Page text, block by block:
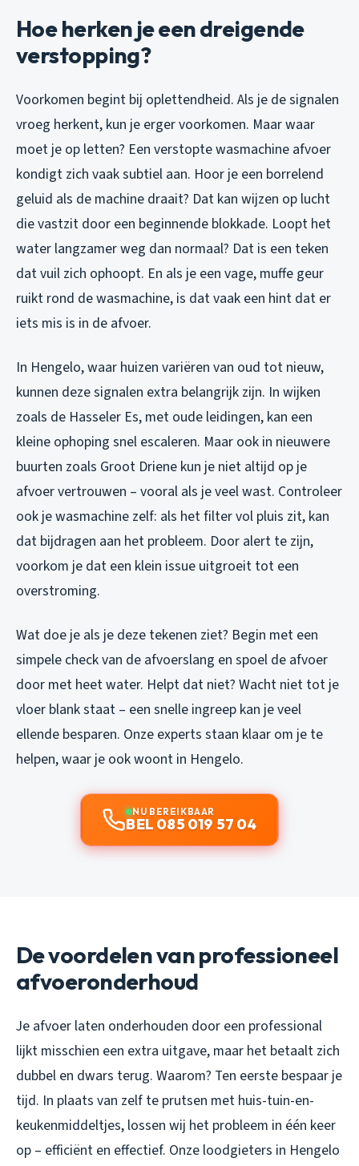
Hoe herken je een dreigende
verstopping?
Voorkomen begint bij oplettendheid. Als je de signalen
vroeg herkent, kun je erger voorkomen. Maar waar
moet je op letten? Een verstopte wasmachine afvoer
kondigt zich vaak subtiel aan. Hoor je een borrelend
geluid als de machine draait? Dat kan wijzen op lucht
die vastzit door een beginnende blokkade. Loopt het
water langzamer weg dan normaal? Dat is een teken
dat vuil zich ophoopt. En als je een vage, muffe geur
ruikt rond de wasmachine, is dat vaak een hint dat er
iets mis is in de afvoer.
In Hengelo, waar huizen variëren van oud tot nieuw,
kunnen deze signalen extra belangrijk zijn. In wijken
zoals de Hasseler Es, met oude leidingen, kan een
kleine ophoping snel escaleren. Maar ook in nieuwere
buurten zoals Groot Driene kun je niet altijd op je
afvoer vertrouwen – vooral als je veel wast. Controleer
ook je wasmachine zelf: als het filter vol pluis zit, kan
dat bijdragen aan het probleem. Door alert te zijn,
voorkom je dat een klein issue uitgroeit tot een
overstroming.
Wat doe je als je deze tekenen ziet? Begin met een
simpele check van de afvoerslang en spoel de afvoer
door met heet water. Helpt dat niet? Wacht niet tot je
vloer blank staat – een snelle ingreep kan je veel
ellende besparen. Onze experts staan klaar om je te
helpen, waar je ook woont in Hengelo.
NU BEREIKBAAR
BEL 085 019 57 04
De voordelen van professioneel
afvoeronderhoud
Je afvoer laten onderhouden door een professional
lijkt misschien een extra uitgave, maar het betaalt zich
dubbel en dwars terug. Waarom? Ten eerste bespaar je
tijd. In plaats van zelf te prutsen met huis-tuin-en-
keukenmiddeltjes, lossen wij het probleem in één keer
op – efficiënt en effectief. Onze loodgieters in Hengelo